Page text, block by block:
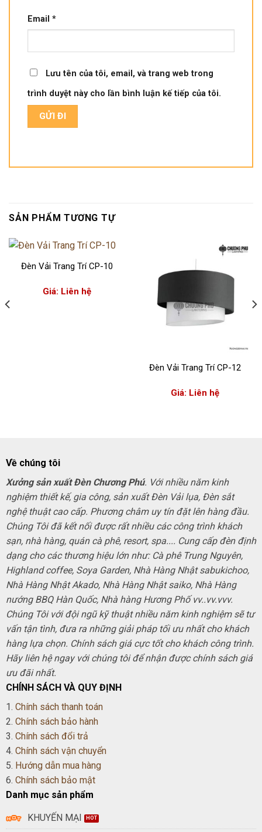
Email *
Lưu tên của tôi, email, và trang web trong
trình duyệt này cho lần bình luận kế tiếp của tôi.
SẢN PHẨM TƯƠNG TỰ
Đèn Vải Trang Trí CP-10
Giá: Liên hệ
Đèn Vải Trang Trí CP-12
Giá: Liên hệ
Về chúng tôi
Xưởng sản xuất Đèn Chương Phú. Với nhiều năm kinh
nghiệm thiết kế, gia công, sản xuất Đèn Vải lụa, Đèn sắt
nghệ thuật cao cấp. Phương châm uy tín đặt lên hàng đầu.
Chúng Tôi đã kết nối được rất nhiều các công trình khách
sạn, nhà hàng, quán cà phê, resort, spa.... Cung cấp đèn định
dạng cho các thương hiệu lớn như: Cà phê Trung Nguyên,
Highland coffee, Soya Garden, Nhà Hàng Nhật sabukichoo,
Nhà Hàng Nhật Akado, Nhà Hàng Nhật saiko, Nhà Hàng
nướng BBQ Hàn Quốc, Nhà hàng Hương Phố vv..vv.vvv.
Chúng Tôi với đội ngũ kỹ thuật nhiều năm kinh nghiệm sẽ tư
vấn tận tình, đưa ra những giải pháp tối ưu nhất cho khách
hàng lựa chọn. Chính sách giá cực tốt cho khách công trình.
Hãy liên hệ ngay với chúng tôi để nhận được chính sách giá
ưu đãi nhất.
CHÍNH SÁCH VÀ QUY ĐỊNH
1. Chính sách thanh toán
2. Chính sách bảo hành
3. Chính sách đổi trả
4. Chính sách vận chuyển
5. Hướng dẫn mua hàng
6. Chính sách bảo mật
Danh mục sản phẩm
KHUYẾN MẠI